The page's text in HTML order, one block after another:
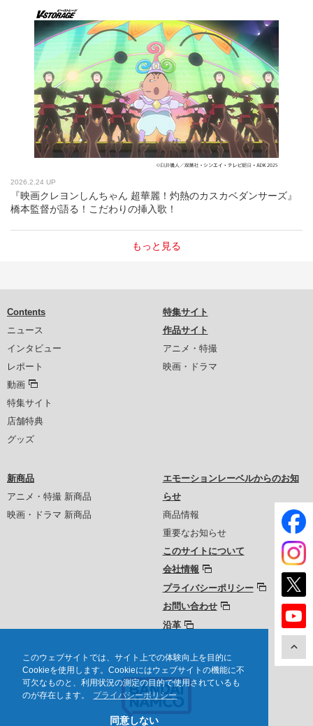
このウェブサイトでは、サイト上での体験向上を目的に
Cookieを使用します。Cookieにはウェブサイトの機能に不
可欠なものと、利用状況の測定の目的で使用されているも
のが存在します。
プライバシーポリシー
同意しない
2026.2.24 UP
『映画クレヨンしんちゃん 超華麗！灼熱のカスカベダンサーズ』
橋本監督が語る！こだわりの挿入歌！
もっと見る
Contents
ニュース
インタビュー
レポート
動画
特集サイト
店舗特典
グッズ
特集サイト
作品サイト
アニメ・特撮
映画・ドラマ
新商品
アニメ・特撮 新商品
映画・ドラマ 新商品
エモーションレーベルからのお知
らせ
商品情報
重要なお知らせ
このサイトについて
会社情報
プライバシーポリシー
お問い合わせ
沿革